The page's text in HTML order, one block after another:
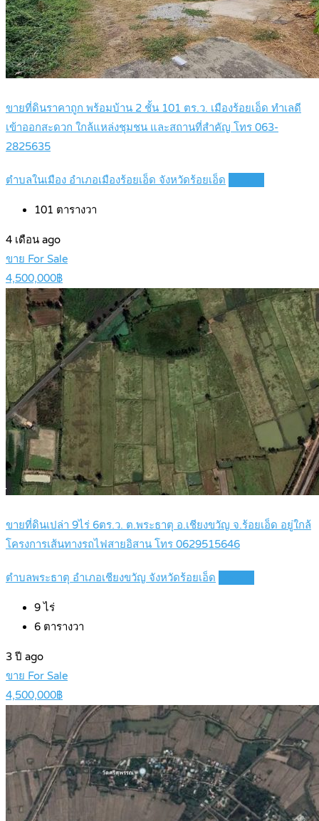
ขายที่ดินราคาถูก พร้อมบ้าน 2 ชั้น 101 ตร.ว. เมืองร้อยเอ็ด ทำเลดี
เข้าออกสะดวก ใกล้แหล่งชุมชน และสถานที่สำคัญ โทร 063-
2825635
ตำบลในเมือง อำเภอเมืองร้อยเอ็ด จังหวัดร้อยเอ็ด
101 ตารางวา
4 เดือน ago
ขาย For Sale
4,500,000฿
ขายที่ดินเปล่า 9ไร่ 6ตร.ว. ต.พระธาตุ อ.เชียงขวัญ จ.ร้อยเอ็ด อยู่ใกล้
โครงการเส้นทางรถไฟสายอิสาน โทร 0629515646
ตำบลพระธาตุ อำเภอเชียงขวัญ จังหวัดร้อยเอ็ด
9ไร่
6 ตารางวา
3 ปี ago
ขาย For Sale
4,500,000฿